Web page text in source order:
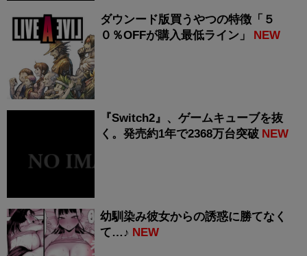
ダウンード版買うやつの特徴「５
０％OFFが購入最低ライン」
NEW
『Switch2』、ゲームキューブを抜
く。発売約1年で2368万台突破 NEW
幼馴染み彼女からの誘惑に勝てなく
て…♪ NEW